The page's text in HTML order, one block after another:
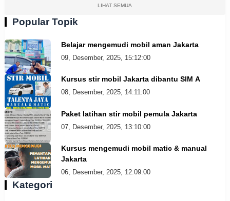
LIHAT SEMUA
Popular Topik
Belajar mengemudi mobil aman Jakarta
09, Desember, 2025, 15:12:00
Kursus stir mobil Jakarta dibantu SIM A
08, Desember, 2025, 14:11:00
Paket latihan stir mobil pemula Jakarta
07, Desember, 2025, 13:10:00
Kursus mengemudi mobil matic & manual
Jakarta
06, Desember, 2025, 12:09:00
Kategori